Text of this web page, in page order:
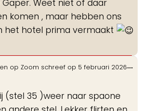
Gaper. Weet niet of daar
komen , maar hebben ons
het hotel prima vermaakt
op Zoom schreef op 5 februari 2026
(stel 35 )weer naar spaone
...